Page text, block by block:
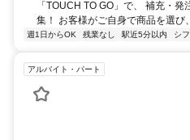
「TOUCH TO GO」で、 補充・
集！ お客様がご自身で商品を選び
週1日からOK 残業なし 駅近5分以内 シ
アルバイト・パート